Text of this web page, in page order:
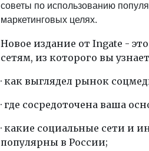
советы по использованию
маркетинговых целях.
Новое издание от Ingate -
сетям, из которого вы
· как выглядел рынок
· где сосредоточена ваша
· какие социальные сети и
популярны в России;